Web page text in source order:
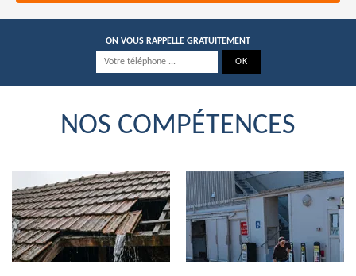
ON VOUS RAPPELLE GRATUITEMENT
NOS COMPÉTENCES